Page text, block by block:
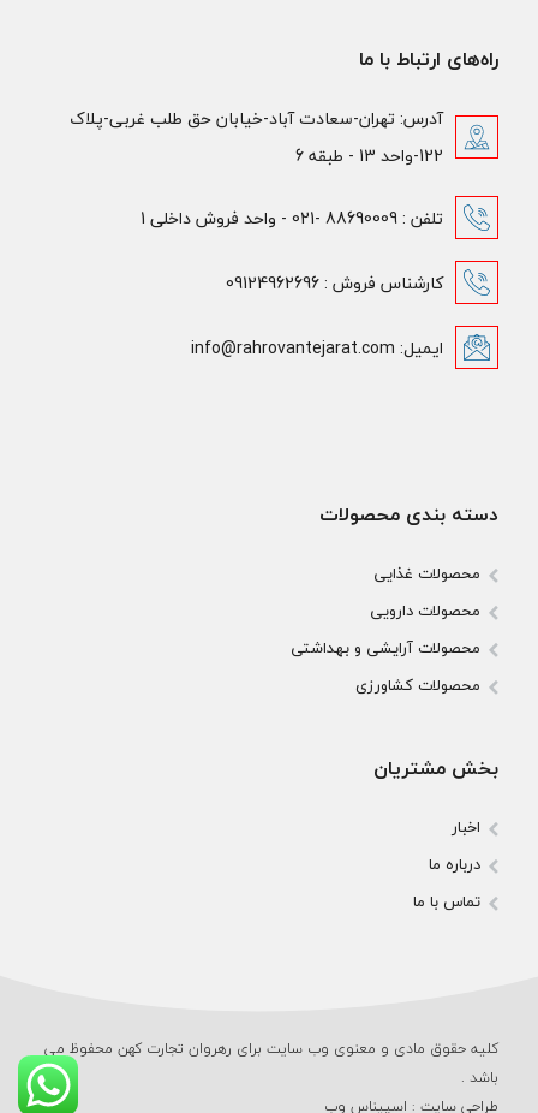
راه‌های ارتباط با ما
آدرس: تهران-سعادت آباد-خیابان حق طلب غربی-پلاک
122-واحد 13 - طبقه 6
تلفن : 88690009 -021 - واحد فروش داخلی 1
کارشناس فروش : 09124962696
ایمیل: info@rahrovantejarat.com
دسته بندی محصولات
محصولات غذایی
محصولات دارویی
محصولات آرایشی و بهداشتی
محصولات کشاورزی
بخش مشتریان
اخبار
درباره ما
تماس با ما
کلیه حقوق مادی و معنوی وب‌ سایت برای رهروان تجارت کهن محفوظ می‌
باشد .
طراحی سایت: اسپیناس وب